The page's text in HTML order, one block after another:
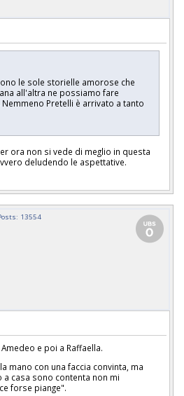
le sole storielle amorose che
all'altra ne possiamo fare
Pretelli è arrivato a tanto
ora non si vede di meglio in questa
deludendo le aspettative.
13554
e poi a Raffaella.
mano con una faccia convinta, ma
casa sono contenta non mi
forse piange".